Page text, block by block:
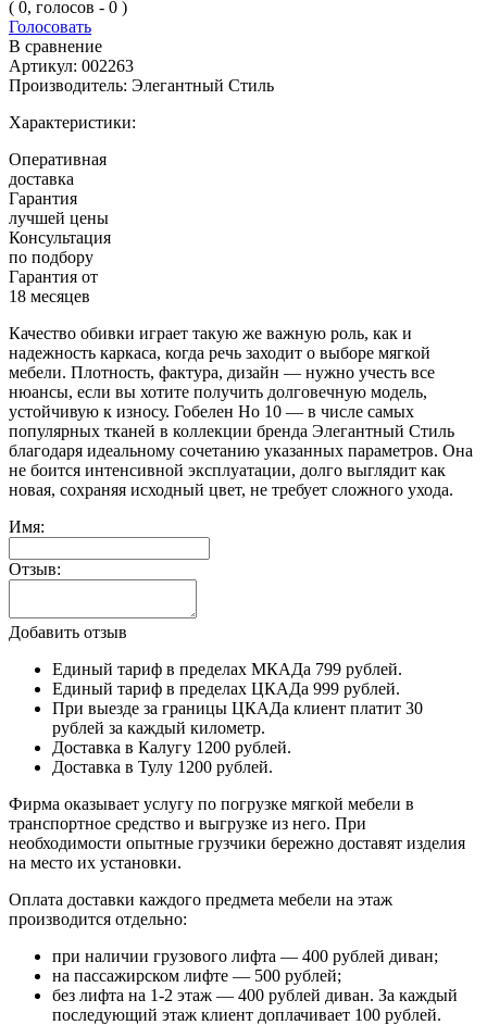
( 0, голосов - 0 )
Голосовать
В сравнение
Артикул: 002263
Производитель: Элегантный Стиль
Характеристики:
Оперативная
доставка
Гарантия
лучшей цены
Консультация
по подбору
Гарантия от
18 месяцев
Качество обивки играет такую же важную роль, как и
надежность каркаса, когда речь заходит о выборе мягкой
мебели. Плотность, фактура, дизайн — нужно учесть все
нюансы, если вы хотите получить долговечную модель,
устойчивую к износу. Гобелен Но 10 — в числе самых
популярных тканей в коллекции бренда Элегантный Стиль
благодаря идеальному сочетанию указанных параметров. Она
не боится интенсивной эксплуатации, долго выглядит как
новая, сохраняя исходный цвет, не требует сложного ухода.
Имя:
Отзыв:
Добавить отзыв
Единый тариф в пределах МКАДа 799 рублей.
Единый тариф в пределах ЦКАДа 999 рублей.
При выезде за границы ЦКАДа клиент платит 30
рублей за каждый километр.
Доставка в Калугу 1200 рублей.
Доставка в Тулу 1200 рублей.
Фирма оказывает услугу по погрузке мягкой мебели в
транспортное средство и выгрузке из него. При
необходимости опытные грузчики бережно доставят изделия
на место их установки.
Оплата доставки каждого предмета мебели на этаж
производится отдельно:
при наличии грузового лифта — 400 рублей диван;
на пассажирском лифте — 500 рублей;
без лифта на 1-2 этаж — 400 рублей диван. За каждый
последующий этаж клиент доплачивает 100 рублей.